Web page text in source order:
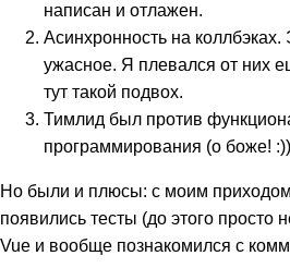
написан и отлажен.
Асинхронность на
ужасное. Я плевался от них
тут такой подвох.
Тимлид был против
программирования (о боже!
Но были и плюсы: с моим
появились тесты (до этого просто
Vue и вообще познакомился с